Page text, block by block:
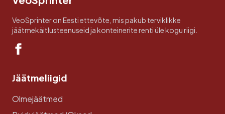
VeoSprinter on Eesti ettevõte, mis pakub terviklikke
jäätmekäitlusteenuseid ja konteinerite renti üle kogu riigi.
Jäätmeliigid
Olmejäätmed